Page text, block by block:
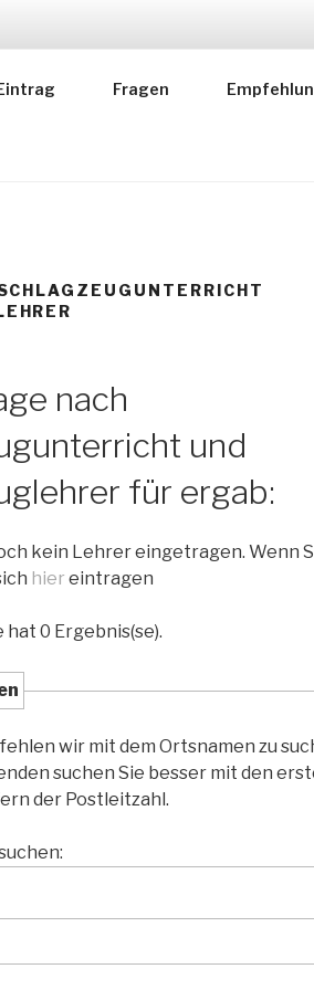
FÜR
Fragen
nach
und
für ergab:
kein Lehrer eingetragen. Wenn
hier eintragen
0 Ergebnis(se).
wir mit dem Ortsnamen zu
suchen Sie besser mit den
der Postleitzahl.